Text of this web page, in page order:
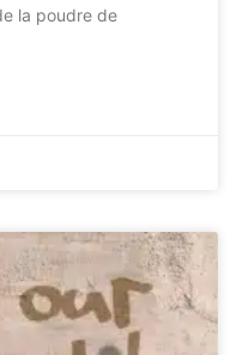
la poudre de